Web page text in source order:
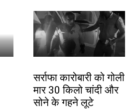
सर्राफा कारोबारी को गोली
मार 30 किलो चांदी और
सोने के गहने लूटे